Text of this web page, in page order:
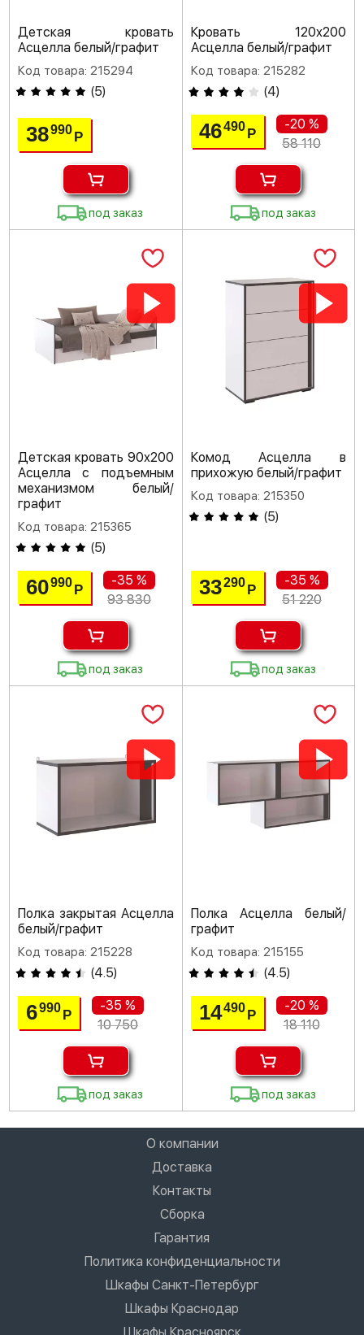
Детская кровать
Асцелла белый/графит
Код товара: 215294
(5)
38990Р
под заказ
Кровать 120х200
Асцелла белый/графит
Код товара: 215282
(4)
46490 Р
-20 %
58 110
под заказ
Детская кровать 90х200
Асцелла с подъемным
механизмом белый/
графит
Код товара: 215365
(5)
60990Р
-35 %
93 830
под заказ
Комод Асцелла в
прихожую белый/графит
Код товара: 215350
(5)
33290 Р
-35 %
51 220
под заказ
Полка закрытая Асцелла
белый/графит
Код товара: 215228
(4.5)
6990Р
-35 %
10 750
под заказ
Полка Асцелла белый/
графит
Код товара: 215155
(4.5)
14490 Р
-20 %
18 110
под заказ
О компании
Доставка
Контакты
Сборка
Гарантия
Политика конфиденциальности
Шкафы Санкт-Петербург
Шкафы Краснодар